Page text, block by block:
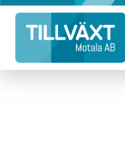
Hoppa
innehåll